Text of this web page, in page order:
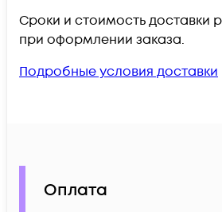
Сроки и стоимость доставки
при оформлении заказа.
Подробные условия доставки
Оплата